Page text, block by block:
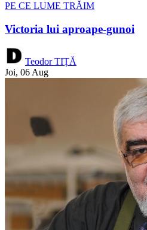
PE CE LUME TRĂIM
Victoria lui aproape-gunoi
Teodor TIȚĂ
Joi, 06 Aug